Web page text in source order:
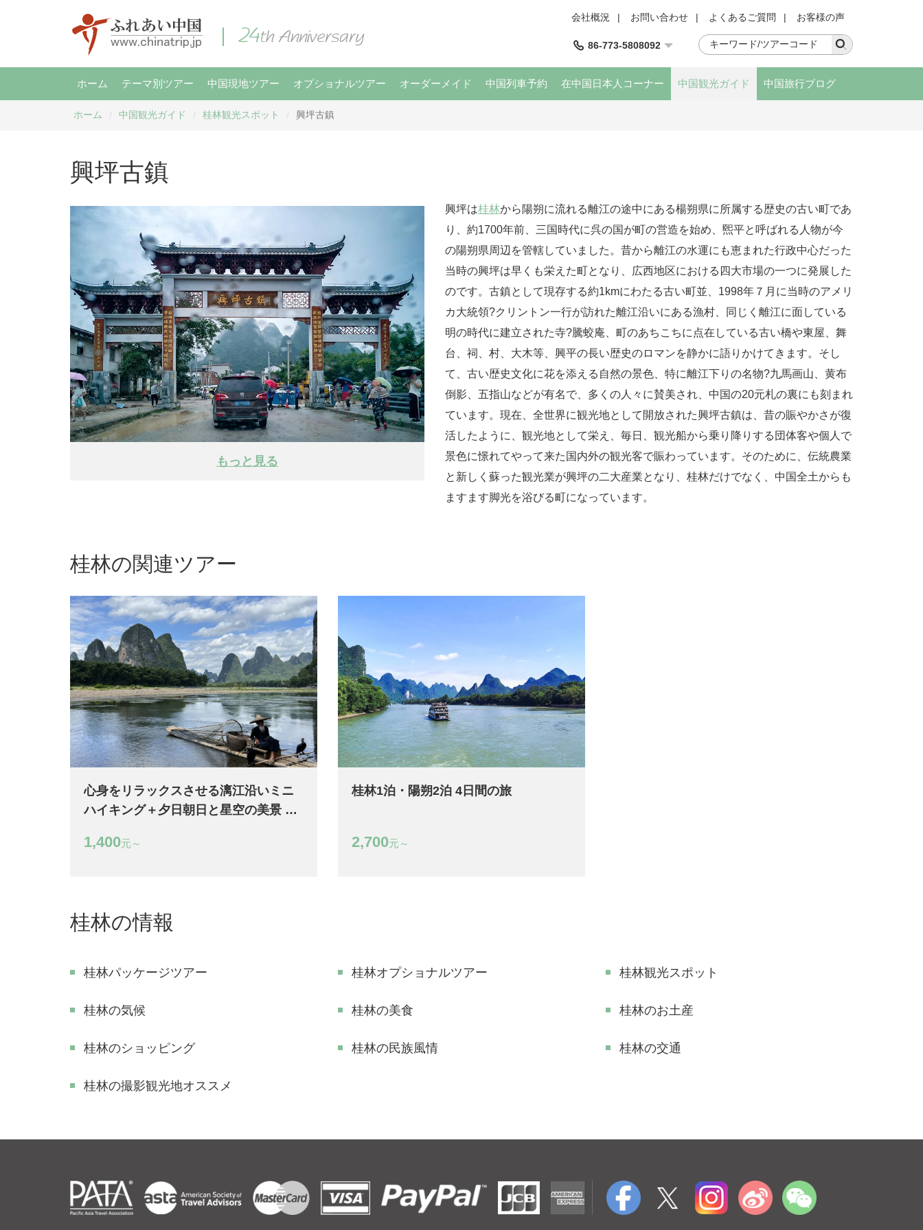
会社概況 | お問い合わせ | よくあるご質問 | お客様の声
86-773-5808092
ホーム テーマ別ツアー 中国現地ツアー オプショナルツアー オーダーメイド 中国列車予約 在中国日本人コーナー 中国観光ガイド 中国旅行ブログ
ホーム 中国観光ガイド 桂林観光スポット 興坪古鎮
興坪古鎮
もっと見る
興坪は桂林から陽朔に流れる離江の途中にある楊朔県に所属する歴史の古い町であ
り、約1700年前、三国時代に呉の国が町の営造を始め、煕平と呼ばれる人物が今
の陽朔県周辺を管轄していました。昔から離江の水運にも恵まれた行政中心だった
当時の興坪は早くも栄えた町となり、広西地区における四大市場の一つに発展した
のです。古鎮として現存する約1kmにわたる古い町並、1998年７月に当時のアメリ
カ大統領?クリントン一行が訪れた離江沿いにある漁村、同じく離江に面している
明の時代に建立された寺?騰蛟庵、町のあちこちに点在している古い橋や東屋、舞
台、祠、村、大木等、興平の長い歴史のロマンを静かに語りかけてきます。そし
て、古い歴史文化に花を添える自然の景色、特に離江下りの名物?九馬画山、黄布
倒影、五指山などが有名で、多くの人々に賛美され、中国の20元札の裏にも刻まれ
ています。現在、全世界に観光地として開放された興坪古鎮は、昔の賑やかさが復
活したように、観光地として栄え、毎日、観光船から乗り降りする団体客や個人で
景色に憬れてやって来た国内外の観光客で賑わっています。そのために、伝統農業
と新しく蘇った観光業が興坪の二大産業となり、桂林だけでなく、中国全土からも
ますます脚光を浴びる町になっています。
桂林の関連ツアー
心身をリラックスさせる漓江沿いミニ
ハイキング＋夕日朝日と星空の美景 2
1,400元～
桂林1泊・陽朔2泊 4日間の旅
2,700元～
桂林の情報
桂林パッケージツアー 桂林オプショナルツアー 桂林観光スポット
桂林の気候 桂林の美食 桂林のお土産
桂林のショッピング 桂林の民族風情 桂林の交通
​桂林の撮影観光地オススメ